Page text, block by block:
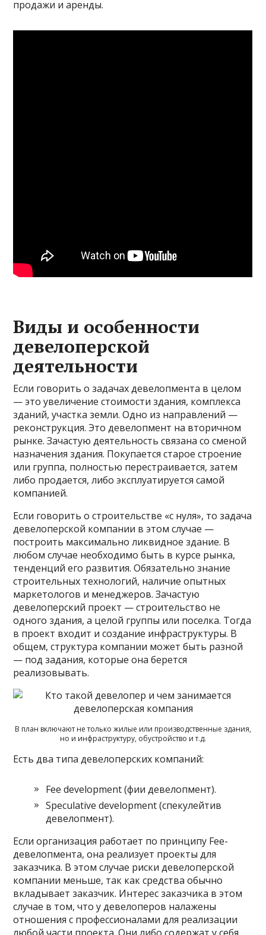
продажи и аренды.
Виды и особенности
девелоперской
деятельности
Если говорить о задачах девелопмента в целом
— это увеличение стоимости здания, комплекса
зданий, участка земли. Одно из направлений —
реконструкция. Это девелопмент на вторичном
рынке. Зачастую деятельность связана со сменой
назначения здания. Покупается старое строение
или группа, полностью перестраивается, затем
либо продается, либо эксплуатируется самой
компанией.
Если говорить о строительстве «с нуля», то задача
девелоперской компании в этом случае —
построить максимально ликвидное здание. В
любом случае необходимо быть в курсе рынка,
тенденций его развития. Обязательно знание
строительных технологий, наличие опытных
маркетологов и менеджеров. Зачастую
девелоперский проект — строительство не
одного здания, а целой группы или поселка. Тогда
в проект входит и создание инфраструктуры. В
общем, структура компании может быть разной
— под задания, которые она берется
реализовывать.
В план включают не только жилые или производственные здания,
но и инфраструктуру, обустройство и т.д.
Есть два типа девелоперских компаний:
Fee development (фии девелопмент).
Speculative development (спекулейтив
девелопмент).
Если организация работает по принципу Fee-
девелопмента, она реализует проекты для
заказчика. В этом случае риски девелоперской
компании меньше, так как средства обычно
вкладывает заказчик. Интерес заказчика в этом
случае в том, что у девелоперов налажены
отношения с профессионалами для реализации